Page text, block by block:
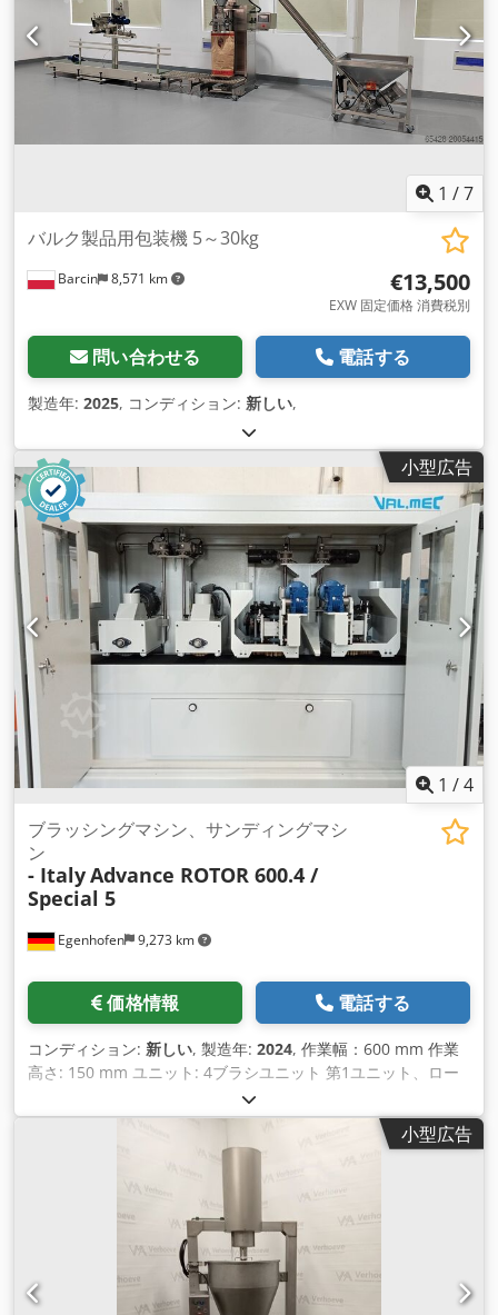
1 /7
Barcin 8,571 km
バルク製品用包装機 5～30kg
€13,500
EXW 固定価格 消費税別
問い合わせる 電話する
製造年: 2025, コンディション: 新しい,
小型広告
1 /4
Egenhofen 9,273 km
ブラッシングマシン、サンディングマシ
ン
- ItalyAdvance ROTOR 600.4 /
Special 5
価格情報 電話する
コンディション: 新しい, 製造年: 2024, 作業幅：600 mm 作業
高さ: 150 mm ユニット: 4ブラシユニット 第1ユニット、ロー
ターグループ：5個の振動ローターブラシグループ、Ø 115、各
3 kWモーター付き 第2ユニット、ローターグループ：5個の振
動ローターブラシグループ、Ø 115、各3 kWモーター1個付き
第3ユニット、ブラシ：スコッチブライトハード/直径
220mm、バリオドライブ 第4ユニット、ブラシ：スコッチブラ
イトハード/直径220mm、バリオドライブ 高さ調節: 電動 高さ
表示: デジタル コントロール: タッチスクリーン 送り速度: 4 -
12 m/min モーター出力: 0.37 kW 機械長さ 機械幅 Dcodpfx
Aoug Ty Hjqisk 重量
小型広告